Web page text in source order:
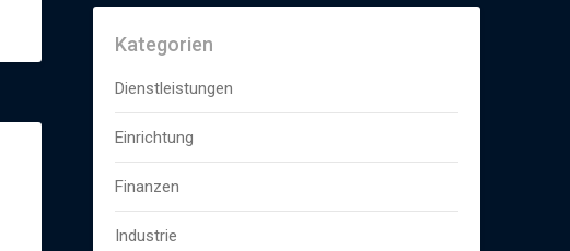
Kategorien
Dienstleistungen
Einrichtung
Finanzen
Industrie